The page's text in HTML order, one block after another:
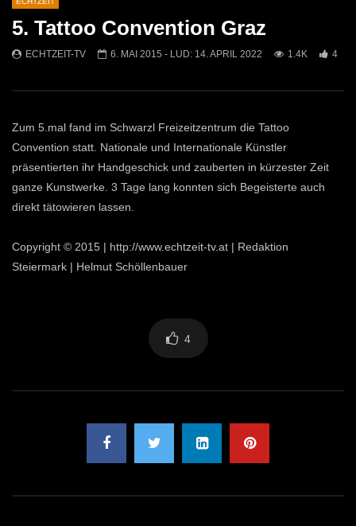
Mittendrin
810
1
Kammern
612
5. Tattoo Convention Graz
ECHTZEIT-TV 6. MAI 2015 - LUD: 14. APRIL 2022 1.4K 4
Zum 5.mal fand im Schwarzl Freizeitzentrum die Tattoo
Convention statt. Nationale und Internationale Künstler
präsentierten ihr Handgeschick und zauberten in kürzester Zeit
ganze Kunstwerke. 3 Tage lang konnten sich Begeisterte auch
direkt tätowieren lassen.
Copyright © 2015 | http://www.echtzeit-tv.at | Redaktion
Steiermark | Helmut Schöllenbauer
4